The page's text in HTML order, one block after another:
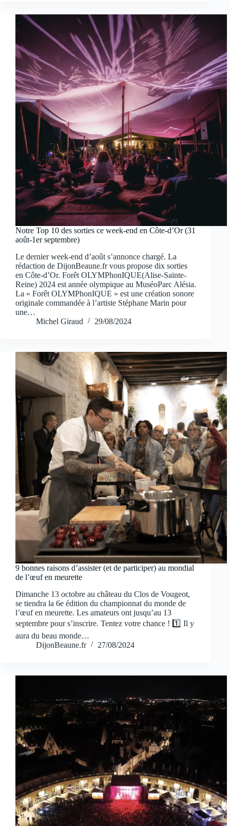
Notre Top 10 des sorties ce week-end en Côte-d’Or (31
août-1er septembre)
Le dernier week-end d’août s’annonce chargé. La
rédaction de DijonBeaune.fr vous propose dix sorties
en Côte-d’Or. Forêt OLYMPhonIQUE(Alise-Sainte-
Reine) 2024 est année olympique au MuséoParc Alésia.
La « Forêt OLYMPhonIQUE » est une création sonore
originale commandée à l’artiste Stéphane Marin pour
une…
Michel Giraud
29/08/2024
9 bonnes raisons d’assister (et de participer) au mondial
de l’œuf en meurette
Dimanche 13 octobre au château du Clos de Vougeot,
se tiendra la 6e édition du championnat du monde de
l’œuf en meurette. Les amateurs ont jusqu’au 13
septembre pour s’inscrire. Tentez votre chance ! 1️⃣ Il y
aura du beau monde…
DijonBeaune.fr
27/08/2024